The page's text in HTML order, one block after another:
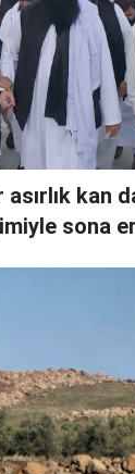
kan
sona